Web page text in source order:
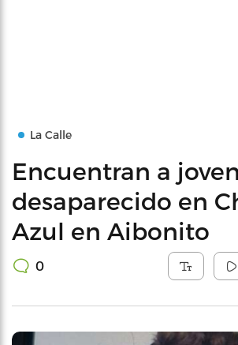
La Calle
Encuentran a joven
desaparecido en
Azul en Aibonito
0